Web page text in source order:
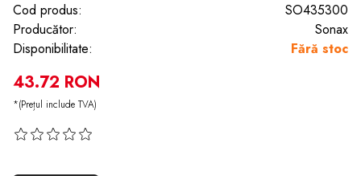
Cod produs:
SO435300
Producător:
Sonax
Disponibilitate:
Fără stoc
43.72 RON
*(Prețul include TVA)